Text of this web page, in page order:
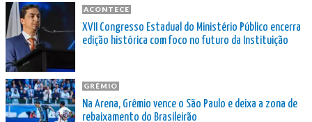
ACONTECE
XVII Congresso Estadual do Ministério Público encerra
edição histórica com foco no futuro da Instituição
GRÊMIO
Na Arena, Grêmio vence o São Paulo e deixa a zona de
rebaixamento do Brasileirão